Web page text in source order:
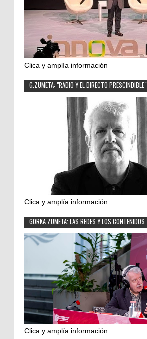
Clica y amplía información
G.ZUMETA: "RADIO Y EL DIRECTO PRESCINDIBLE"
Clica y amplía información
GORKA ZUMETA: LAS REDES Y LOS CONTENIDOS
Clica y amplía información